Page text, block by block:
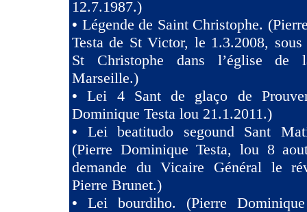
12.7.1987.)
• Légende de Saint Christophe.
Testa de St Victor, le 1.3.2008,
St Christophe dans l’église de
Marseille.)
•Lei 4 Sant de glaço de
Dominique Testa lou 21.1.2011.)
• Lei beatitudo segound Sant
(Pierre Dominique Testa, lou 8
demande du Vicaire Général le
Pierre Brunet.)
• Lei bourdiho. (Pierre